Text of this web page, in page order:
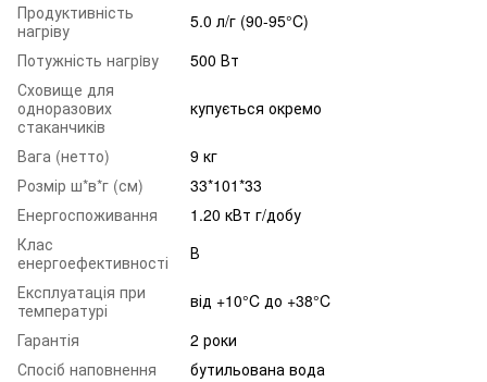
Продуктивність
нагріву
5.0 л/г (90-95°C)
Потужність нагрiву
500 Вт
Сховище для
одноразових
стаканчиків
купується окремо
Вага (нетто)
9 кг
Розмір ш*в*г (см)
33*101*33
Енергоспоживання
1.20 кВт г/добу
Клас
енергоефективності
В
Експлуатація при
температурі
від +10°C до +38°C
Гарантія
2 роки
Спосіб наповнення
бутильована вода